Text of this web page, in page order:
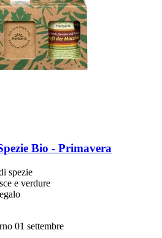
Bio -​ Primavera
spezie
e verdure
01 settembre